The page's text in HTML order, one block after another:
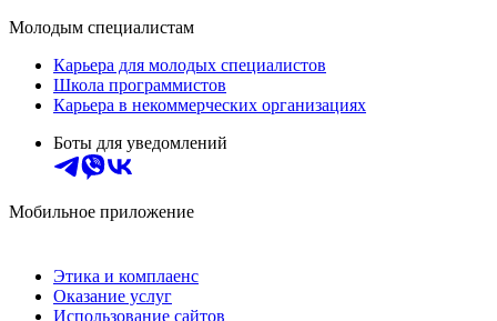
Молодым специалистам
Карьера для молодых специалистов
Школа программистов
Карьера в некоммерческих организациях
Боты для уведомлений
Мобильное приложение
Этика и комплаенс
Оказание услуг
Использование сайтов